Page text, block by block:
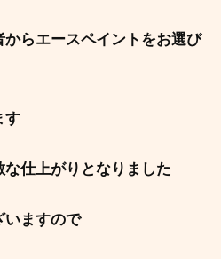
らエースペイントをお選び
す
仕上がりとなりました
いますので